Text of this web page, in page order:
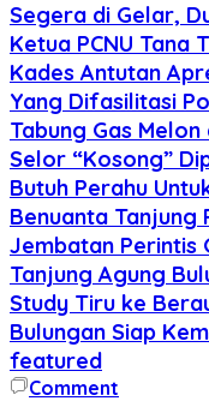
Segera di Gelar,
Ketua PCNU Tana
Kades Antutan
Yang Difasilitasi
Tabung Gas
Selor “Kosong”
Butuh Perahu
Benuanta Tanjung
Jembatan Perintis
Tanjung Agung
Study Tiru ke
Bulungan Siap
featured
Comment